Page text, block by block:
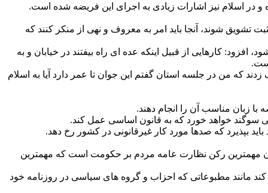
در اسلام نیز اشارات زیادی به اجرای این فریضه شده است.
تشویق شوند، آنجا باید امر به معروف و نهی از منکر کنند که
کارهایی از قبیل اینکه عده ای راه بیفتند در خیابان و به
که من در جلسه استان گفتم این جوان تا عمر دارد آیا به اسلام
زبان مناسب آن را انجام دهند.
خواهد خورد که به قانون اساسی عمل کند.
بپذیرد که صدها مورد کار غیرقانونی در کشور رخ دهد.
مهمترین رکن نظارت عامه مردم بر حکومت است که مهمترین
مانند مطبوعاتی که احزاب و گروه های سیاسی در روزنامه خود